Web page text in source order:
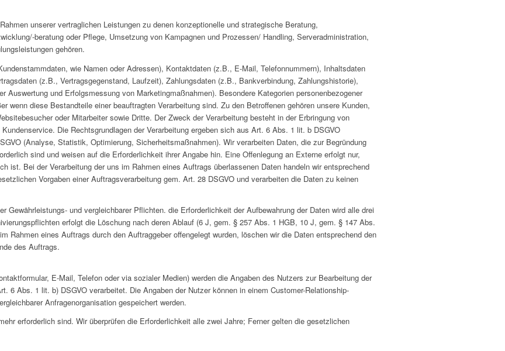
unserer vertraglichen Leistungen zu denen konzeptionelle und strategische Beratung,
beratung oder Pflege, Umsetzung von Kampagnen und Prozessen/ Handling, Serveradministration,
gehören.
wie Namen oder Adressen), Kontaktdaten (z.B., E-Mail, Telefonnummern), Inhaltsdaten
(z.B., Vertragsgegenstand, Laufzeit), Zahlungsdaten (z.B., Bankverbindung, Zahlungshistorie),
Auswertung und Erfolgsmessung von Marketingmaßnahmen). Besondere Kategorien personenbezogener
wenn diese Bestandteile einer beauftragten Verarbeitung sind. Zu den Betroffenen gehören unsere Kunden,
oder Mitarbeiter sowie Dritte. Der Zweck der Verarbeitung besteht in der Erbringung von
Die Rechtsgrundlagen der Verarbeitung ergeben sich aus Art. 6 Abs. 1 lit. b DSGVO
(Analyse, Statistik, Optimierung, Sicherheitsmaßnahmen). Wir verarbeiten Daten, die zur Begründung
sind und weisen auf die Erforderlichkeit ihrer Angabe hin. Eine Offenlegung an Externe erfolgt nur,
ist. Bei der Verarbeitung der uns im Rahmen eines Auftrags überlassenen Daten handeln wir entsprechend
Vorgaben einer Auftragsverarbeitung gem. Art. 28 DSGVO und verarbeiten die Daten zu keinen
Gewährleistungs- und vergleichbarer Pflichten. die Erforderlichkeit der Aufbewahrung der Daten wird alle drei
erfolgt die Löschung nach deren Ablauf (6 J, gem. § 257 Abs. 1 HGB, 10 J, gem. § 147 Abs.
Rahmen eines Auftrags durch den Auftraggeber offengelegt wurden, löschen wir die Daten entsprechend den
des Auftrags.
E-Mail, Telefon oder via sozialer Medien) werden die Angaben des Nutzers zur Bearbeitung der
6 Abs. 1 lit. b) DSGVO verarbeitet. Die Angaben der Nutzer können in einem Customer-Relationship-
Anfragenorganisation gespeichert werden.
erforderlich sind. Wir überprüfen die Erforderlichkeit alle zwei Jahre; Ferner gelten die gesetzlichen